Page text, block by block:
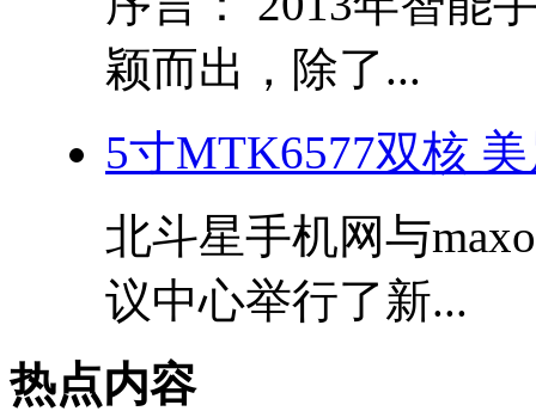
颖而出，除了...
5寸MTK6577双核
北斗星手机网与
议中心举行了新...
热点内容